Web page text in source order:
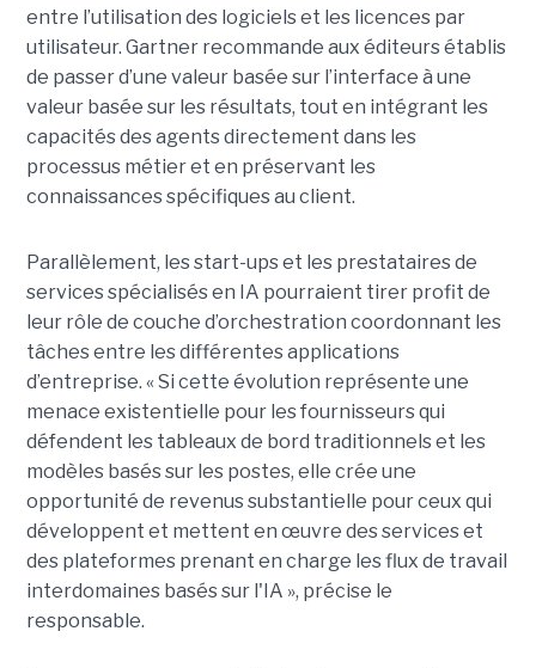
entre l’utilisation des logiciels et les licences par
utilisateur. Gartner recommande aux éditeurs établis
de passer d’une valeur basée sur l’interface à une
valeur basée sur les résultats, tout en intégrant les
capacités des agents directement dans les
processus métier et en préservant les
connaissances spécifiques au client.
Parallèlement, les start-ups et les prestataires de
services spécialisés en IA pourraient tirer profit de
leur rôle de couche d’orchestration coordonnant les
tâches entre les différentes applications
d’entreprise. « Si cette évolution représente une
menace existentielle pour les fournisseurs qui
défendent les tableaux de bord traditionnels et les
modèles basés sur les postes, elle crée une
opportunité de revenus substantielle pour ceux qui
développent et mettent en œuvre des services et
des plateformes prenant en charge les flux de travail
interdomaines basés sur l'IA », précise le
responsable.